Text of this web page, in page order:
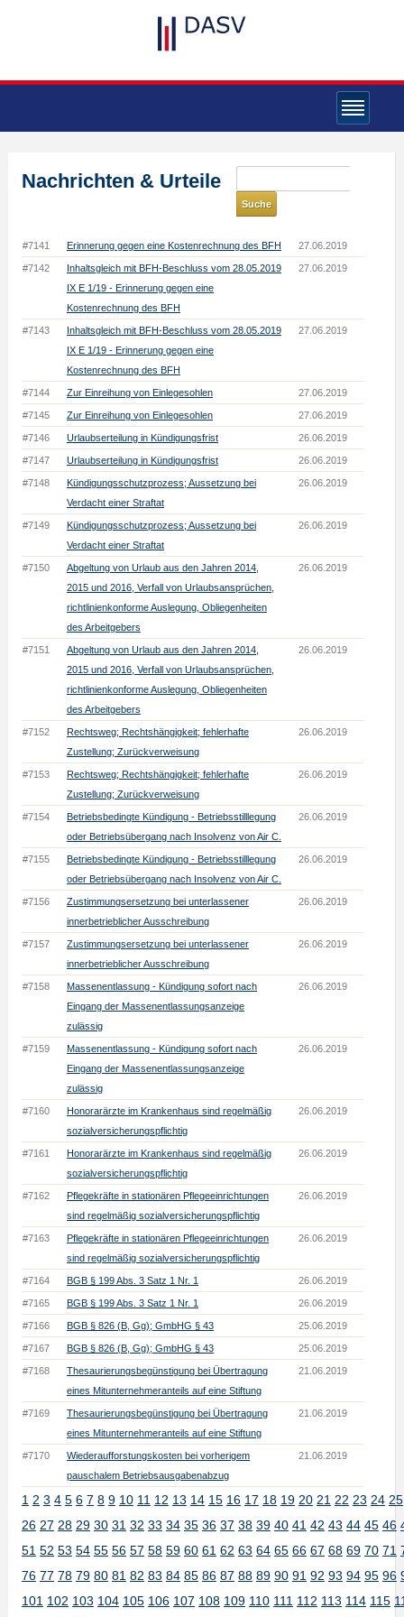
Nachrichten & Urteile
#7141 Erinnerung gegen eine Kostenrechnung des BFH 27.06.2019
#7142
Inhaltsgleich mit BFH-Beschluss vom 28.05.2019
IX E 1/19 - Erinnerung gegen eine
Kostenrechnung des BFH
27.06.2019
#7143
Inhaltsgleich mit BFH-Beschluss vom 28.05.2019
IX E 1/19 - Erinnerung gegen eine
Kostenrechnung des BFH
27.06.2019
#7144 Zur Einreihung von Einlegesohlen 27.06.2019
#7145 Zur Einreihung von Einlegesohlen 27.06.2019
#7146 Urlaubserteilung in Kündigungsfrist 26.06.2019
#7147 Urlaubserteilung in Kündigungsfrist 26.06.2019
#7148
Kündigungsschutzprozess; Aussetzung bei
Verdacht einer Straftat
26.06.2019
#7149
Kündigungsschutzprozess; Aussetzung bei
Verdacht einer Straftat
26.06.2019
#7150
Abgeltung von Urlaub aus den Jahren 2014,
2015 und 2016, Verfall von Urlaubsansprüchen,
richtlinienkonforme Auslegung, Obliegenheiten
des Arbeitgebers
26.06.2019
#7151
Abgeltung von Urlaub aus den Jahren 2014,
2015 und 2016, Verfall von Urlaubsansprüchen,
richtlinienkonforme Auslegung, Obliegenheiten
des Arbeitgebers
26.06.2019
#7152
Rechtsweg; Rechtshängigkeit; fehlerhafte
Zustellung; Zurückverweisung
26.06.2019
#7153
Rechtsweg; Rechtshängigkeit; fehlerhafte
Zustellung; Zurückverweisung
26.06.2019
#7154
Betriebsbedingte Kündigung - Betriebsstilllegung
oder Betriebsübergang nach Insolvenz von Air C.
26.06.2019
#7155
Betriebsbedingte Kündigung - Betriebsstilllegung
oder Betriebsübergang nach Insolvenz von Air C.
26.06.2019
#7156
Zustimmungsersetzung bei unterlassener
innerbetrieblicher Ausschreibung
26.06.2019
#7157
Zustimmungsersetzung bei unterlassener
innerbetrieblicher Ausschreibung
26.06.2019
#7158
Massenentlassung - Kündigung sofort nach
Eingang der Massenentlassungsanzeige
zulässig
26.06.2019
#7159
Massenentlassung - Kündigung sofort nach
Eingang der Massenentlassungsanzeige
zulässig
26.06.2019
#7160
Honorarärzte im Krankenhaus sind regelmäßig
sozialversicherungspflichtig
26.06.2019
#7161
Honorarärzte im Krankenhaus sind regelmäßig
sozialversicherungspflichtig
26.06.2019
#7162
Pflegekräfte in stationären Pflegeeinrichtungen
sind regelmäßig sozialversicherungspflichtig
26.06.2019
#7163
Pflegekräfte in stationären Pflegeeinrichtungen
sind regelmäßig sozialversicherungspflichtig
26.06.2019
#7164 BGB § 199 Abs. 3 Satz 1 Nr. 1 26.06.2019
#7165 BGB § 199 Abs. 3 Satz 1 Nr. 1 26.06.2019
#7166 BGB § 826 (B, Gg); GmbHG § 43 25.06.2019
#7167 BGB § 826 (B, Gg); GmbHG § 43 25.06.2019
#7168
Thesaurierungsbegünstigung bei Übertragung
eines Mitunternehmeranteils auf eine Stiftung
21.06.2019
#7169
Thesaurierungsbegünstigung bei Übertragung
eines Mitunternehmeranteils auf eine Stiftung
21.06.2019
#7170
Wiederaufforstungskosten bei vorherigem
pauschalem Betriebsausgabenabzug
21.06.2019
1 2 3 4 5 6 7 8 9 10 11 12 13 14 15 16 17 18 19 20 21 22 23 24 25
26 27 28 29 30 31 32 33 34 35 36 37 38 39 40 41 42 43 44 45 46
51 52 53 54 55 56 57 58 59 60 61 62 63 64 65 66 67 68 69 70 71
76 77 78 79 80 81 82 83 84 85 86 87 88 89 90 91 92 93 94 95 96
101 102 103 104 105 106 107 108 109 110 111 112 113 114 115